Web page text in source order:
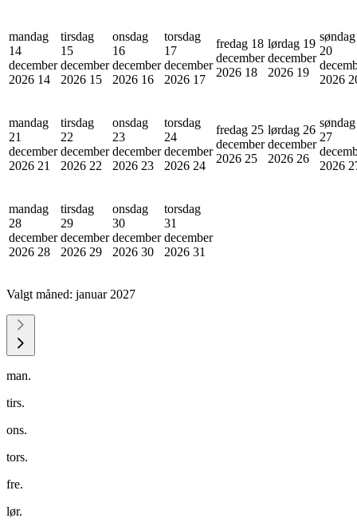
mandag
14
december
2026 14
tirsdag
15
december
2026 15
onsdag
16
december
2026 16
torsdag
17
december
2026 17
fredag 18
december
2026 18
lørdag 19
december
2026 19
søndag
20
2026
mandag
21
december
2026 21
tirsdag
22
december
2026 22
onsdag
23
december
2026 23
torsdag
24
december
2026 24
fredag 25
december
2026 25
lørdag 26
december
2026 26
søndag
27
2026
mandag
28
december
2026 28
tirsdag
29
december
2026 29
onsdag
30
december
2026 30
torsdag
31
december
2026 31
Valgt måned: januar 2027
man.
tirs.
ons.
tors.
fre.
lør.